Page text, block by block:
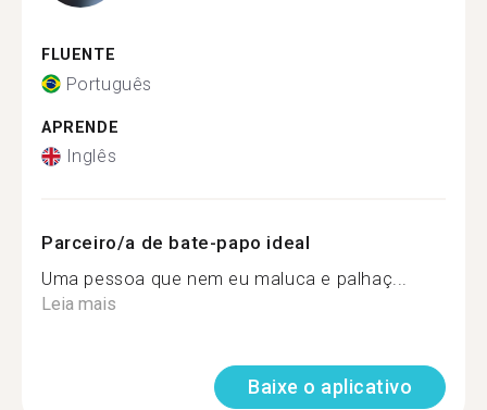
FLUENTE
Português
APRENDE
Inglês
Parceiro/a de bate-papo ideal
Uma pessoa que nem eu maluca e palhaç...
Leia mais
Baixe o aplicativo